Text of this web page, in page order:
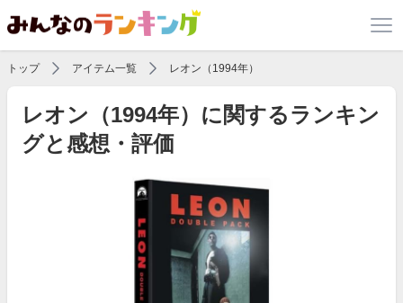
トップ アイテム一覧 レオン（1994年）
レオン（1994年）に関するランキン
グと感想・評価